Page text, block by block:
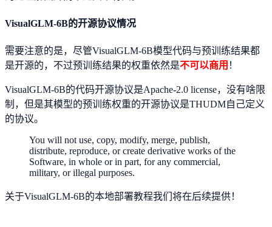
VisualGLM-6B的开源协议情况
需要注意的是，尽管VisualGLM-6B模型代码与预训练结果都
是开源的，不过预训练结果的权重依然是不可以商用 ！
VisualGLM-6B的代码开源协议是Apache-2.0 license，没有啥限
制，但是其模型的预训练权重的开源协议是THUDM自己定义
的协议。
You will not use, copy, modify, merge, publish,
distribute, reproduce, or create derivative works of the
Software, in whole or in part, for any commercial,
military, or illegal purposes.
关于VisualGLM-6B的本地部署教程我们将在后续提供！